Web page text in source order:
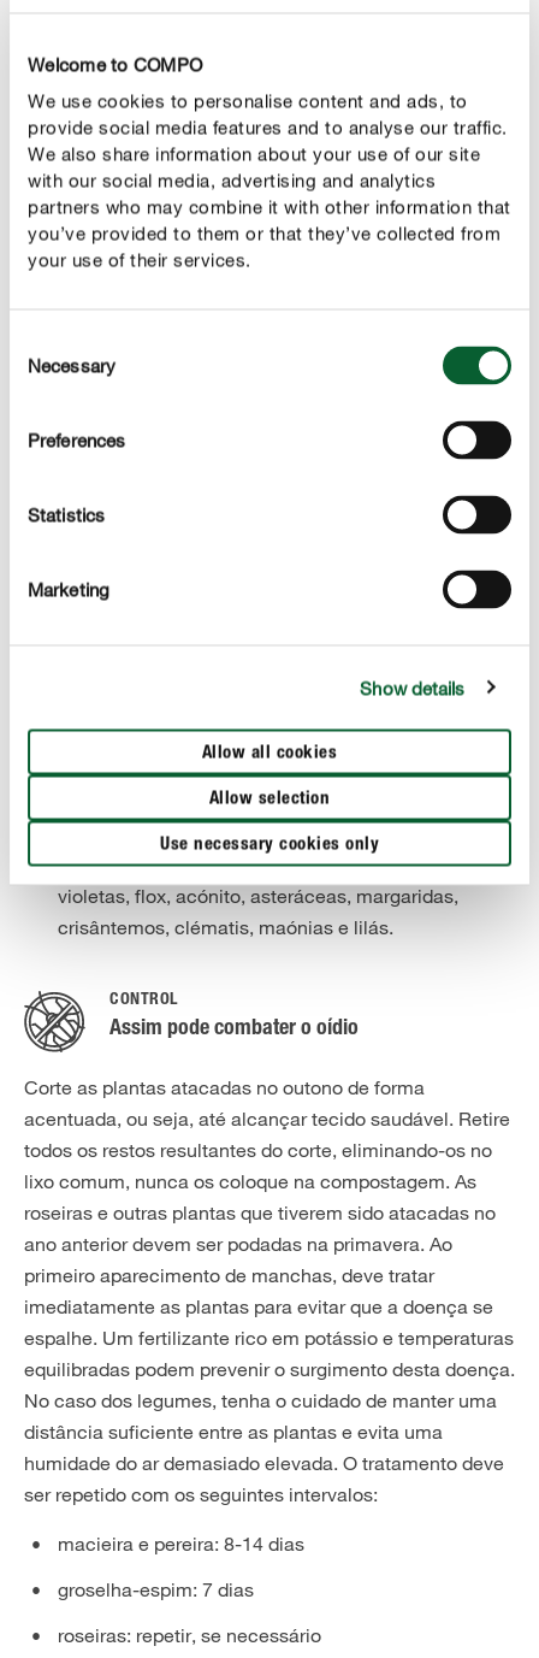
Welcome to COMPO
We use cookies to personalise content and ads, to
provide social media features and to analyse our traffic.
We also share information about your use of our site
with our social media, advertising and analytics
partners who may combine it with other information that
you’ve provided to them or that they’ve collected from
your use of their services.
Selection
Necessary
Preferences
Statistics
Marketing
Show details
Allow all cookies
Allow selection
Use necessary cookies only
jardim ornamental: abril-setembro
legumes: maio-agosto
Fruta: macieiras, conforme a variedade.
Particularmente sensíveis: Boskoop, Jonagold, Cox
Legumes: o fungo do oídio ataca muitas espécies e
pepinos, cenouras, couve-de-bruxelas, pastinaca,
Roseiras: todas as variedades de roseiras
trepadeiras
exemplo begónias, uva-do-mato, hortênsias,
acónito, asteráceas, margaridas, crisântemos,
astafiságrias, urze, flox, violetas, evónimo, clématis,
maónias e roseiras.
Jardim ornamental: amor-perfeito, roseiras,
anêmonas, bocas-de-leão, girassol, miosótis,
violetas, flox, acónito, asteráceas, margaridas,
crisântemos, clématis, maónias e lilás.
CONTROL
Assim pode combater o oídio
Corte as plantas atacadas no outono de forma
acentuada, ou seja, até alcançar tecido saudável. Retire
todos os restos resultantes do corte, eliminando-os no
lixo comum, nunca os coloque na compostagem. As
roseiras e outras plantas que tiverem sido atacadas no
ano anterior devem ser podadas na primavera. Ao
primeiro aparecimento de manchas, deve tratar
imediatamente as plantas para evitar que a doença se
espalhe. Um fertilizante rico em potássio e temperaturas
equilibradas podem prevenir o surgimento desta doença.
No caso dos legumes, tenha o cuidado de manter uma
distância suficiente entre as plantas e evita uma
humidade do ar demasiado elevada. O tratamento deve
ser repetido com os seguintes intervalos:
macieira e pereira: 8-14 dias
groselha-espim: 7 dias
roseiras: repetir, se necessário